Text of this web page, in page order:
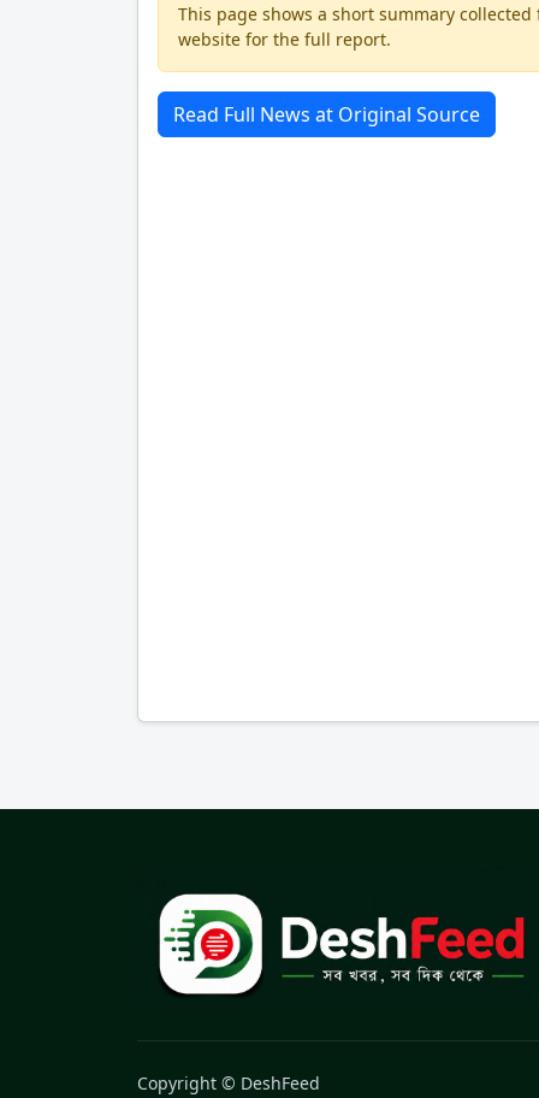
This page shows a short summary
website for the full report.
Read Full News at Original Source
Copyright © DeshFeed